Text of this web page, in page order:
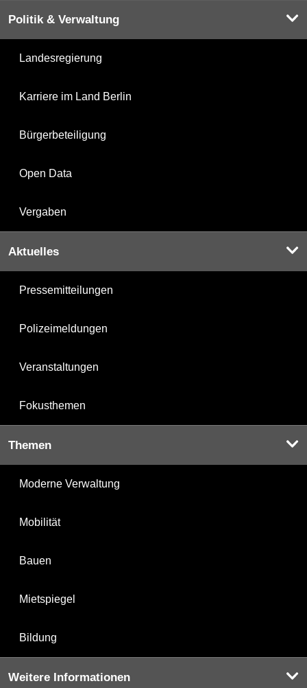
Politik & Verwaltung
Landesregierung
Karriere im Land Berlin
Bürgerbeteiligung
Open Data
Vergaben
Aktuelles
Pressemitteilungen
Polizeimeldungen
Veranstaltungen
Fokusthemen
Themen
Moderne Verwaltung
Mobilität
Bauen
Mietspiegel
Bildung
Weitere Informationen